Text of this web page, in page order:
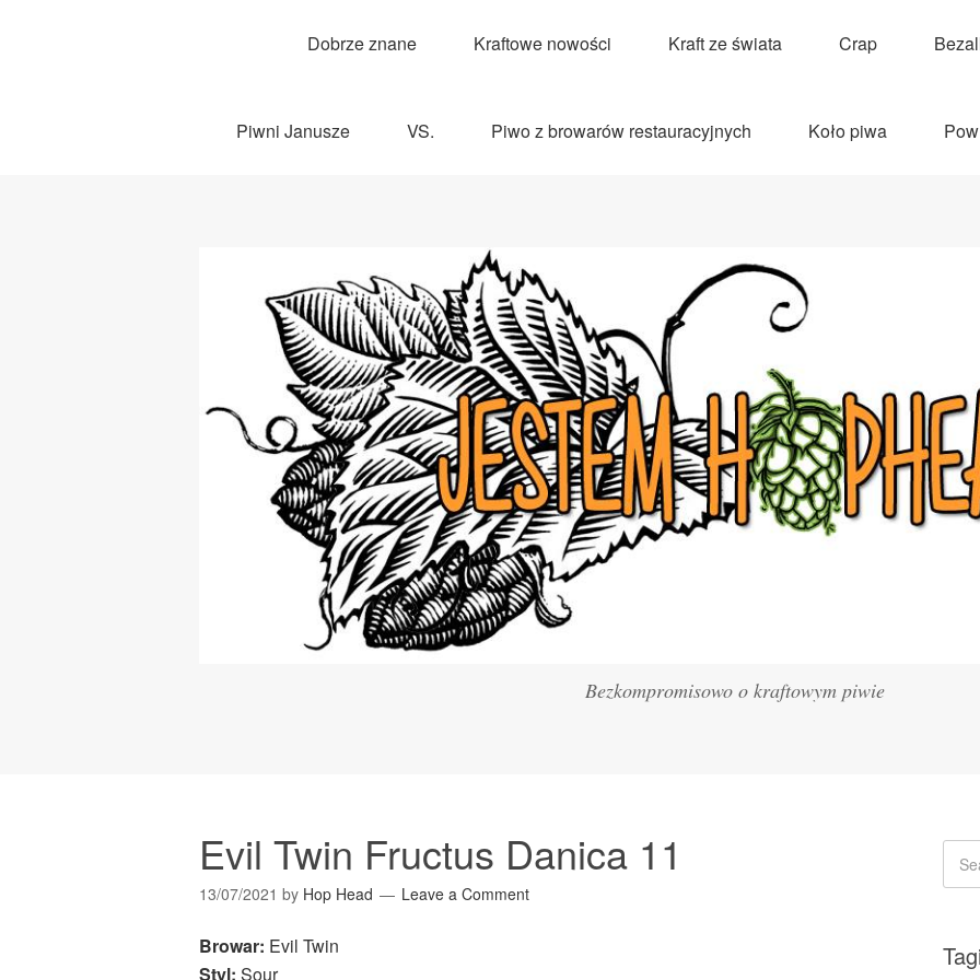
Dobrze znane Kraftowe nowości Kraft ze świata Crap
Piwni Janusze VS. Piwo z browarów restauracyjnych Koło piwa
Bezkompromisowo o kraftowym piwie
Evil Twin Fructus Danica 11
13/07/2021 by Hop Head Leave a Comment
Browar: Evil Twin
Styl: Sour